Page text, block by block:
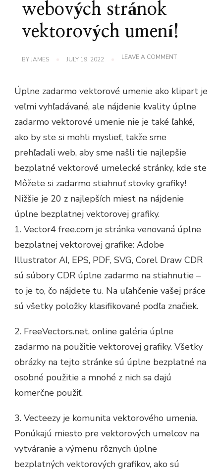
webových stránok
vektorových umení!
BYJAMES JULY 19, 2022 LEAVE A COMMENTON
BEZPLATNÝCH
STRÁNOK
UMENÍ!
Úplne zadarmo vektorové umenie ako klipart je
veľmi vyhľadávané, ale nájdenie kvality úplne
zadarmo vektorové umenie nie je také ľahké,
ako by ste si mohli myslieť, takže sme
prehľadali web, aby sme našli tie najlepšie
bezplatné vektorové umelecké stránky, kde ste
Môžete si zadarmo stiahnuť stovky grafiky!
Nižšie je 20 z najlepších miest na nájdenie
úplne bezplatnej vektorovej grafiky.
1. Vector4 free.com je stránka venovaná úplne
bezplatnej vektorovej grafike: Adobe
Illustrator AI, EPS, PDF, SVG, Corel Draw CDR
sú súbory CDR úplne zadarmo na stiahnutie –
to je to, čo nájdete tu. Na uľahčenie vašej práce
sú všetky položky klasifikované podľa značiek.
2. FreeVectors.net, online galéria úplne
zadarmo na použitie vektorovej grafiky. Všetky
obrázky na tejto stránke sú úplne bezplatné na
osobné použitie a mnohé z nich sa dajú
komerčne použiť.
3. Vecteezy je komunita vektorového umenia.
Ponúkajú miesto pre vektorových umelcov na
vytváranie a výmenu rôznych úplne
bezplatných vektorových grafikov, ako sú